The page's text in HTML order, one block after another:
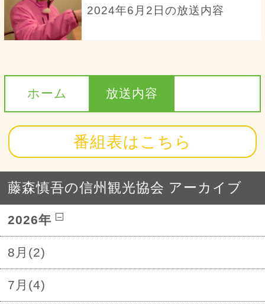
2024年6月2日の放送内容
ホーム 放送内容
番組表はこちら
藤森慎吾の信州観光協会 アーカイブ
2026年
8月(2)
7月(4)